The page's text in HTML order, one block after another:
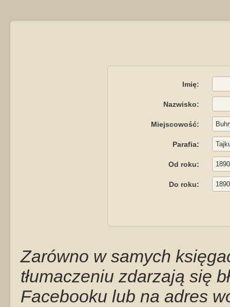
Imię:
Nazwisko:
Miejscowość:
Parafia:
Od roku:
Do roku:
Zarówno w samych
tłumaczeniu zdarzają się
Facebooku lub na adres